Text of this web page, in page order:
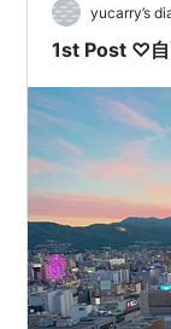
常：100Ponta
100Pontaポイ
yucarry’s
1st Post ♡自